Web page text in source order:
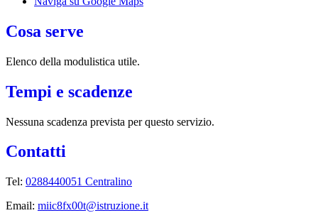
Cosa serve
Elenco della modulistica utile.
Tempi e scadenze
Nessuna scadenza prevista per questo servizio.
Contatti
Tel: 0288440051 Centralino
Email: miic8fx00t@istruzione.it